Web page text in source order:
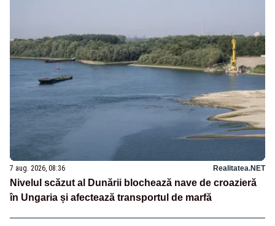
7 aug. 2026, 08:36 Realitatea.NET
Nivelul scăzut al Dunării blochează nave de croazieră
în Ungaria și afectează transportul de marfă